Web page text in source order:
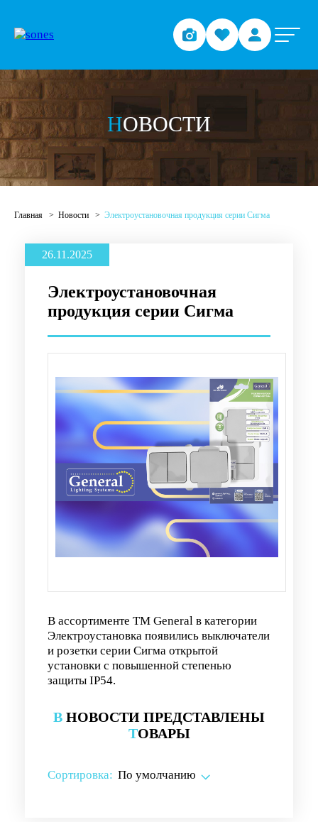
НОВОСТИ
Главная Новости Электроустановочная продукция серии Сигма
26.11.2025
Электроустановочная
продукция серии Сигма
В ассортименте TМ General в категории
Электроустановка появились выключатели
и розетки серии Сигма открытой
установки с повышенной степенью
защиты IP54.
В НОВОСТИ ПРЕДСТАВЛЕНЫ
ТОВАРЫ
Сортировка: По умолчанию